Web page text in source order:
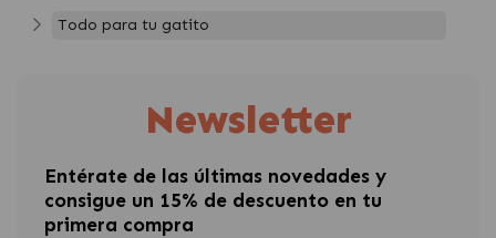
Todo para tu gatito
Newsletter
Entérate de las últimas novedades y
consigue un 15% de descuento en tu
primera compra